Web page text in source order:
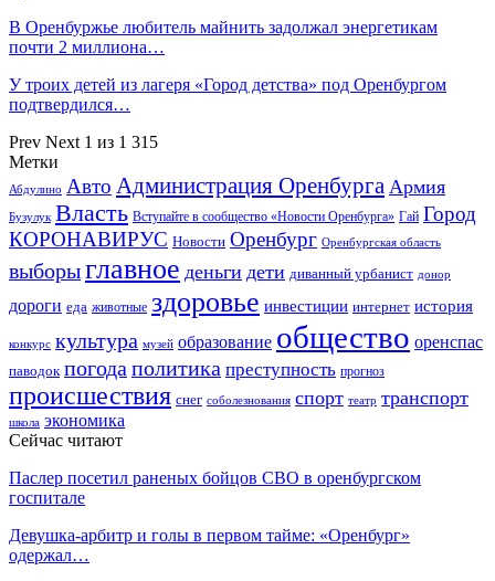
В Оренбуржье любитель майнить задолжал энергетикам
почти 2 миллиона…
У троих детей из лагеря «Город детства» под Оренбургом
подтвердился…
Prev Next 1 из 1 315
Метки
Абдулино Авто Администрация Оренбурга Армия
Бузулук Власть Вступайте в сообщество «Новости Оренбурга» Гай Город
КОРОНАВИРУС Новости Оренбург Оренбургская область
выборыглавное деньги дети диванный урбанист донор
дороги еда животные здоровье инвестиции интернет история
конкурс культура музей образование общество оренспас
паводок погода политика преступность прогноз
происшествия снег соболезнования спорт театр транспорт
школа экономика
Сейчас читают
Паслер посетил раненых бойцов СВО в оренбургском
госпитале
Девушка-арбитр и голы в первом тайме: «Оренбург»
одержал…